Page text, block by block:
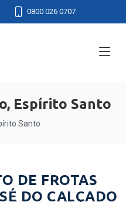
0800 026 0707
Espírito Santo
Santo
DE FROTAS
DO CALÇADO